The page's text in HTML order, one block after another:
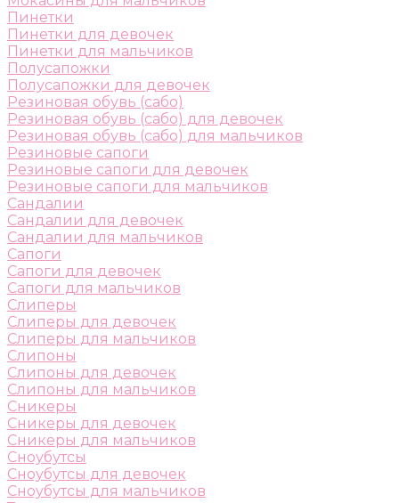
Пинетки
Пинетки для девочек
Пинетки для мальчиков
Полусапожки
Полусапожки для девочек
Резиновая обувь (сабо)
Резиновая обувь (сабо) для девочек
Резиновая обувь (сабо) для мальчиков
Резиновые сапоги
Резиновые сапоги для девочек
Резиновые сапоги для мальчиков
Сандалии
Сандалии для девочек
Сандалии для мальчиков
Сапоги
Сапоги для девочек
Сапоги для мальчиков
Слиперы
Слиперы для девочек
Слиперы для мальчиков
Слипоны
Слипоны для девочек
Слипоны для мальчиков
Сникеры
Сникеры для девочек
Сникеры для мальчиков
Сноубутсы
Сноубутсы для девочек
Сноубутсы для мальчиков